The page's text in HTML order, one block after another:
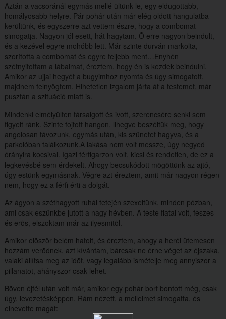
Aztán a vacsoránál egymás mellé ültünk le, egy eldugottabb,
homályosabb helyre. Pár pohár után már elég oldott hangulatba
kerültünk, és egyszerre azt vettem észre, hogy a combomat
simogatja. Nagyon jól esett, hát hagytam. Õ erre nagyon beindult,
és a kezével egyre mohóbb lett. Már szinte durván markolta,
szorította a combomat és egyre feljebb ment…Enyhén
szétnyitottam a lábaimat, éreztem, hogy én is kezdek beindulni.
Amikor az ujjai hegyét a bugyimhoz nyomta és úgy simogatott,
majdnem felnyögtem. Hihetetlen izgalom járta át a testemet, már
pusztán a szituáció miatt is.
Mindenki elmélyülten társalgott és ivott, szerencsére senki sem
figyelt ránk. Szinte fojtott hangon, lihegve beszéltük meg, hogy
angolosan távozunk, egymás után, kis szünetet hagyva, és a
parkolóban találkozunk.A lakása nem volt messze, úgy negyed
órányira kocsival. Igazi férfigarzon volt, kicsi és rendetlen, de ez a
legkevésbé sem érdekelt. Ahogy becsukódott mögöttünk az ajtó,
úgy estünk egymásnak. Végre azt éreztem, amit már nagyon régen
nem, hogy ez a férfi érti a dolgát.
Az ágyon a széthagyott ruhái tetején szexeltünk, minden pózban,
ami csak eszünkbe jutott a nagy hévben. A teste fiatal volt, feszes
és erõs, elszoktam már az ilyesmitõl.
Amikor elõször belém hatolt, és éreztem, ahogy a heréi ütemesen
hozzám verõdnek, azt kívántam, bárcsak ne érne véget az éjszaka,
valaki állítsa meg az idõt, vagy legalább ismételje meg annyiszor a
pillanatot, ahányszor csak lehet.
Bõven éjfél után volt már, amikor egy pohár bort bontott még, csak
úgy, levezetésképpen. Rám nézett, a melleimet simogatta, és
elnevette magát: